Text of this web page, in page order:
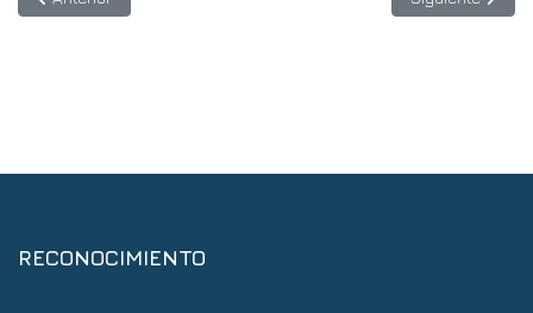
RECONOCIMIENTO